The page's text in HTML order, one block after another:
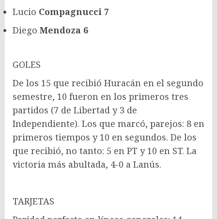
Lucio Compagnucci 7
Diego Mendoza 6
GOLES
De los 15 que recibió Huracán en el segundo
semestre, 10 fueron en los primeros tres
partidos (7 de Libertad y 3 de
Independiente). Los que marcó, parejos: 8 en
primeros tiempos y 10 en segundos. De los
que recibió, no tanto: 5 en PT y 10 en ST. La
victoria más abultada, 4-0 a Lanús.
TARJETAS